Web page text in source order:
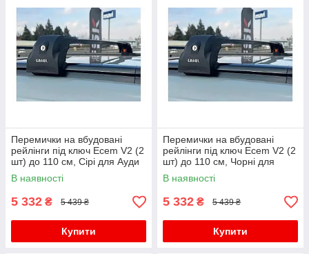
Перемички на вбудовані
рейлінги під ключ Ecem V2 (2
шт) до 110 см, Сірі для Ауди
Q3 2019- рр
В наявності
5 332 ₴ 5 439 ₴
Купити
Перемички на вбудовані
рейлінги під ключ Ecem V2 (2
шт) до 110 см, Чорні для
Ауди Q3 2019- рр
В наявності
5 332 ₴ 5 439 ₴
Купити